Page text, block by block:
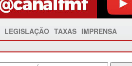
LEGISLAÇÃO TAXAS IMPRENSA